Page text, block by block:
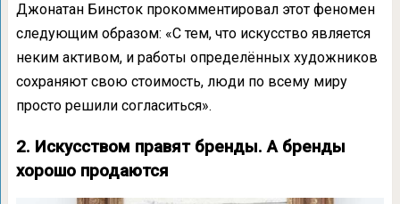
Джонатан Бинсток прокомментировал этот феномен
следующим образом: «С тем, что искусство является
неким активом, и работы определённых художников
сохраняют свою стоимость, люди по всему миру
просто решили согласиться».
2. Искусством правят бренды. А бренды
хорошо продаются